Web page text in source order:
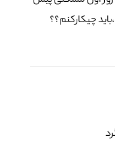
چیکارکنم؟؟